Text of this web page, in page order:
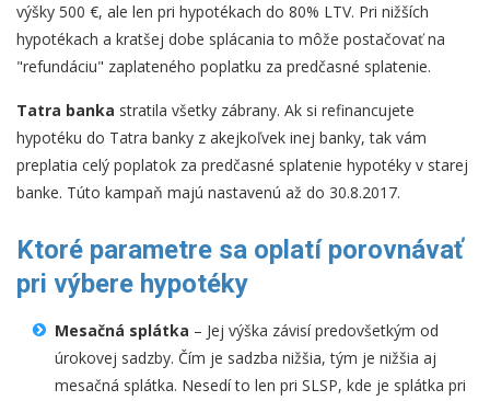
výšky 500 €, ale len pri hypotékach do 80% LTV. Pri nižších
hypotékach a kratšej dobe splácania to môže postačovať na
"refundáciu" zaplateného poplatku za predčasné splatenie.
Tatra banka stratila všetky zábrany. Ak si refinancujete
hypotéku do Tatra banky z akejkoľvek inej banky, tak vám
preplatia celý poplatok za predčasné splatenie hypotéky v starej
banke. Túto kampaň majú nastavenú až do 30.8.2017.
Ktoré parametre sa oplatí porovnávať
pri výbere hypotéky
Mesačná splátka – Jej výška závisí predovšetkým od
úrokovej sadzby. Čím je sadzba nižšia, tým je nižšia aj
mesačná splátka. Nesedí to len pri SLSP, kde je splátka pri